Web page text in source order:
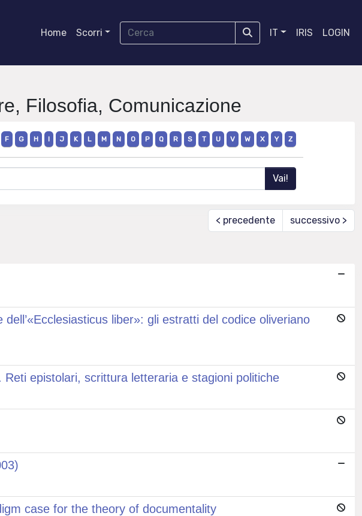
Home Scorri IT IRIS LOGIN
Filosofia, Comunicazione
F G H I J K L M N O P Q R S T U V W X Y Z
< precedente successivo >
liber»: gli estratti del codice oliveriano
epistolari, scrittura letteraria e stagioni politiche
case for the theory of documentality